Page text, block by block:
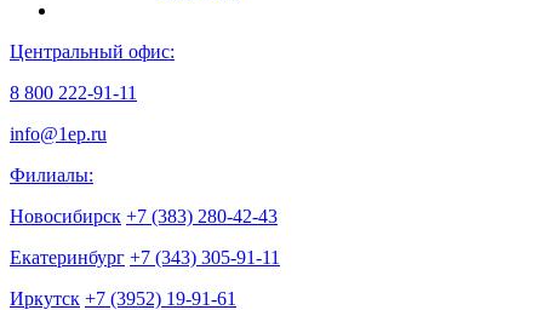
Центральный офис:
8 800 222-91-11
info@1ep.ru
Филиалы:
Новосибирск +7 (383) 280-42-43
Екатеринбург +7 (343) 305-91-11
Иркутск +7 (3952) 19-91-61